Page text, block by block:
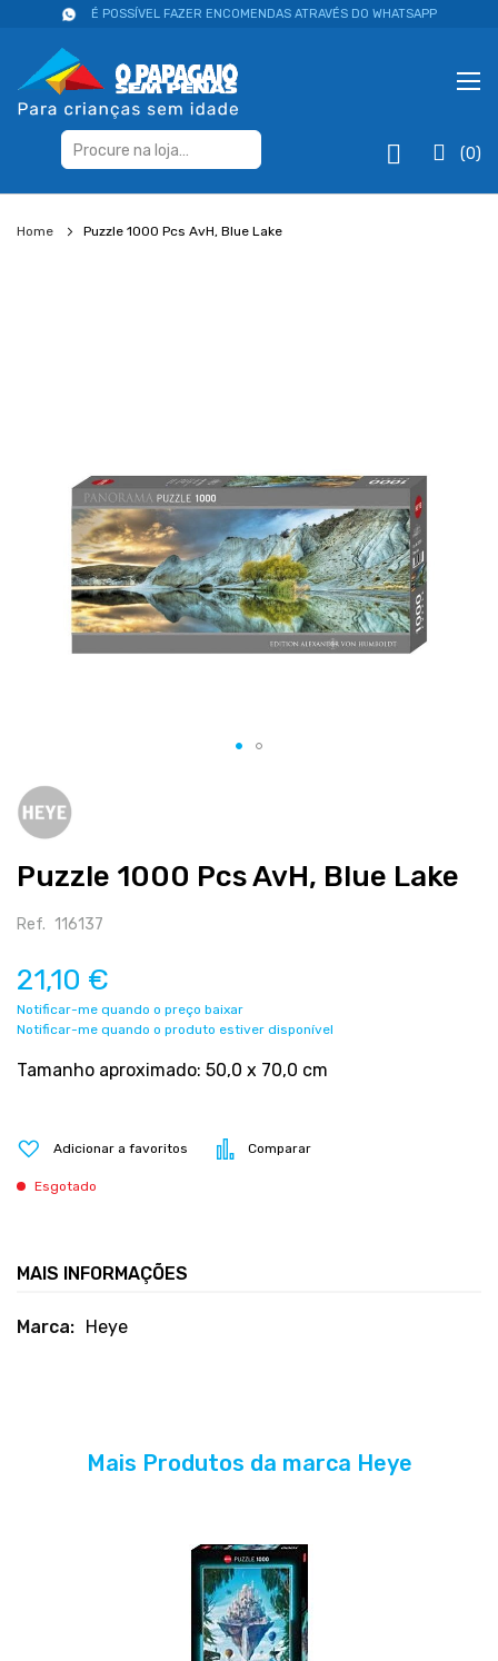
É POSSÍVEL FAZER ENCOMENDAS ATRAVÉS DO WHATSAPP
(0)
Home Puzzle 1000 Pcs AvH, Blue Lake
Puzzle 1000 Pcs AvH, Blue Lake
Ref. 116137
21,10 €
Notificar-me quando o preço baixar
Notificar-me quando o produto estiver disponível
Tamanho aproximado: 50,0 x 70,0 cm
Adicionar a favoritos Comparar
Esgotado
para
o
da
de
MAIS INFORMAÇÕES
Mais
Heye
Mais Produtos da marca Heye